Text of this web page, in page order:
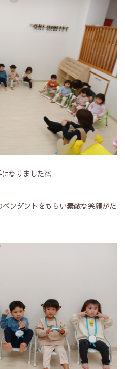
なりました👏
ンダントをもらい素敵な笑顔がた